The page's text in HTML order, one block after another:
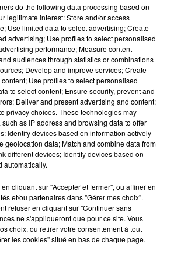
13 sec)
du Pays catalans
13 sec
CATALANS DU 07/02/2025
do the following data processing based on
legitimate interest: Store and/or access
Use limited data to select advertising; Create
advertising; Use profiles to select personalised
performance; Measure content
audiences through statistics or combinations
Develop and improve services; Create
Use profiles to select personalised
to select content; Ensure security, prevent and
Deliver and present advertising and content;
privacy choices. These technologies may
as IP address and browsing data to offer
Identify devices based on information actively
geolocation data; Match and combine data from
different devices; Identify devices based on
automatically.
cliquant sur "Accepter et fermer", ou affiner en
et/ou partenaires dans "Gérer mes choix".
refuser en cliquant sur "Continuer sans
ne s'appliqueront que pour ce site. Vous
choix, ou retirer votre consentement à tout
les cookies" situé en bas de chaque page.